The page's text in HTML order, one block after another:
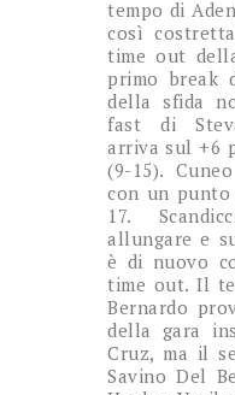
tempo di
così
time out
primo break
della sfida
fast di
arriva sul +6
(9-15).
con un
17.
allungare e
è di nuovo
time out. Il
Bernardo
della gara
Cruz, ma il
Savino Del